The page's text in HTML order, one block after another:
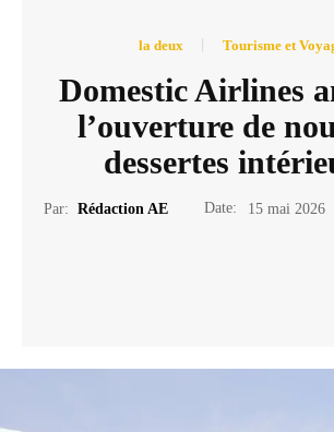
la deux Tourisme et
Domestic Airlines
l’ouverture de
dessertes
Par: Rédaction AE Date: 15 mai 2026